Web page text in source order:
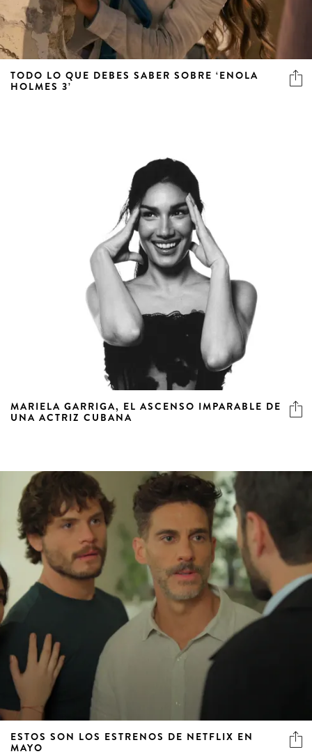
TODO LO QUE DEBES SABER SOBRE ‘ENOLA
HOLMES 3’
MARIELA GARRIGA, EL ASCENSO IMPARABLE DE
UNA ACTRIZ CUBANA
ESTOS SON LOS ESTRENOS DE NETFLIX EN
MAYO